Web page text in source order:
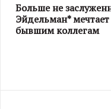
Больше не
Эйдельман*
бывшим коллегам